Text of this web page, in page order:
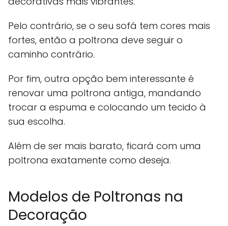
Pelo contrário, se o seu sofá tem cores mais
fortes, então a poltrona deve seguir o
caminho contrário.
Por fim, outra opção bem interessante é
renovar uma poltrona antiga, mandando
trocar a espuma e colocando um tecido à
sua escolha.
Além de ser mais barato, ficará com uma
poltrona exatamente como deseja.
Modelos de Poltronas na
Decoração